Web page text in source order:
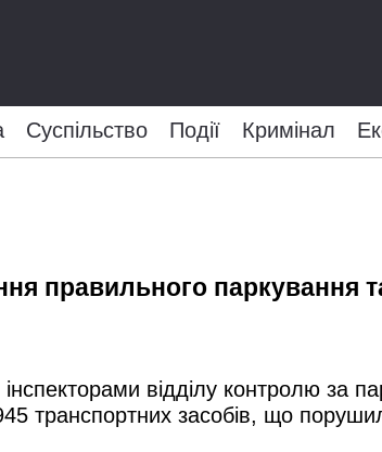
Суспільство Події Кримінал
правильного паркування
відділу контролю за
транспортних засобів, що